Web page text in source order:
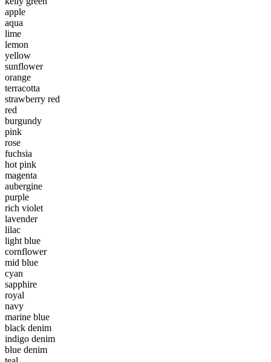
apple
aqua
lime
lemon
yellow
sunflower
orange
terracotta
strawberry red
red
burgundy
pink
rose
fuchsia
hot pink
magenta
aubergine
purple
rich violet
lavender
lilac
light blue
cornflower
mid blue
cyan
sapphire
royal
navy
marine blue
black denim
indigo denim
blue denim